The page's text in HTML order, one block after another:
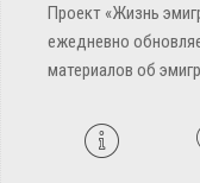
Проект «Жизнь
ежедневно
материалов об